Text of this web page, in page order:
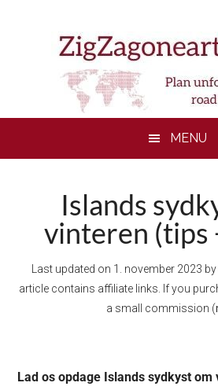
MENU
Islands
vinteren (tips
Last updated on 1. november 2023 by
article contains affiliate links. If you
a small commission (
Lad os opdage Islands sydkyst om